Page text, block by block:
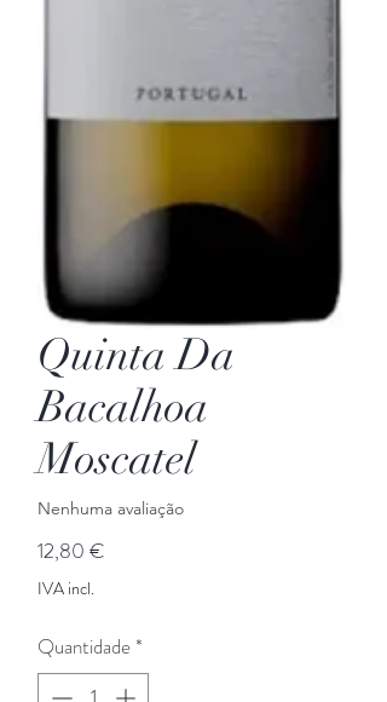
Quinta Da
Bacalhoa
Moscatel
Nenhuma avaliação
12,80 €
IVA incl.
Quantidade*